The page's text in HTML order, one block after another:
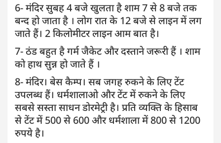
6- मंदिर सुबह 4 बजे खुलता है शाम 7 से 8 बजे तक
बन्द हो जाता है । लोग रात के 12 बजे से लाइन में लग
जाते हैं। 2 किलोमीटर लाइन आम बात है।
7- ठंड बहुत है गर्म जैकेट और दस्ताने जरूरी हैं । शाम
को हाथ सुन्न हो जाते हैं ।
8- मंदिर। बेस कैम्प। सब जगह रुकने के लिए टेंट
उपलब्ध हैं। धर्मशालाओ और टेंट में रुकने के लिए
सबसे सस्ता साधन डोरमेट्री है। प्रति व्यक्ति के हिसाब
से टेंट में 500 से 600 और धर्मशाला में 800 से 1200
रुपये है।